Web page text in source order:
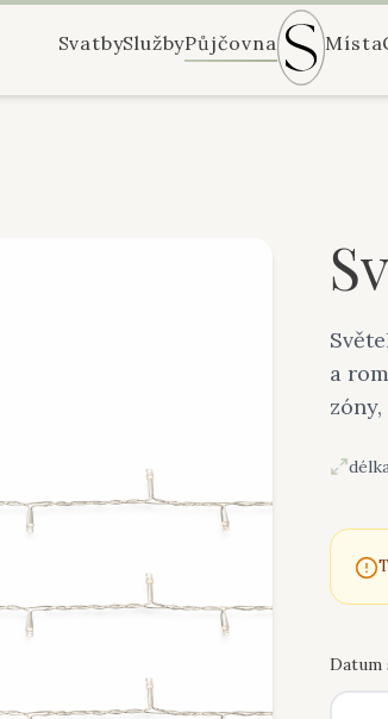
SvatbySlužbyPůjčovna Místa
a
Datum